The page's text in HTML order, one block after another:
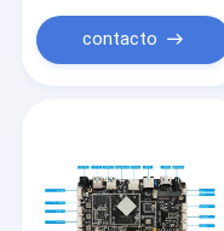
contacto